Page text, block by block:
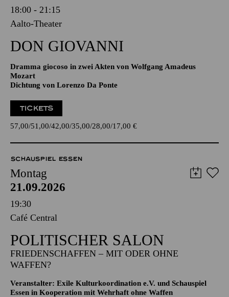
18:00 - 21:15
Aalto-Theater
DON GIO­VANNI
Dramma giocoso in zwei Akten von Wolfgang Amadeus
Mozart
Dichtung von Lorenzo Da Ponte
TICKETS
57,00 51,00 42,00 35,00 28,00 17,00 €
SCHAUSPIEL ESSEN
Montag
21.09.2026
19:30
Café Central
POLITISCHER SALON
FRIEDENSCHAFFEN – MIT ODER OHNE
WAFFEN?
Veranstalter: Exile Kulturkoordination e.V. und Schauspiel
Essen in Kooperation mit Wehrhaft ohne Waffen